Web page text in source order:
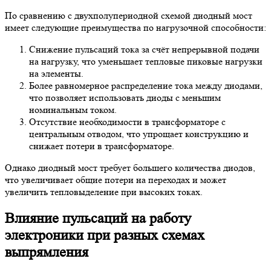
По сравнению с двухполупериодной схемой диодный мост
имеет следующие преимущества по нагрузочной способности:
Снижение пульсаций тока за счёт непрерывной подачи
на нагрузку, что уменьшает тепловые пиковые нагрузки
на элементы.
Более равномерное распределение тока между диодами,
что позволяет использовать диоды с меньшим
номинальным током.
Отсутствие необходимости в трансформаторе с
центральным отводом, что упрощает конструкцию и
снижает потери в трансформаторе.
Однако диодный мост требует большего количества диодов,
что увеличивает общие потери на переходах и может
увеличить тепловыделение при высоких токах.
Влияние пульсаций на работу
электроники при разных схемах
выпрямления